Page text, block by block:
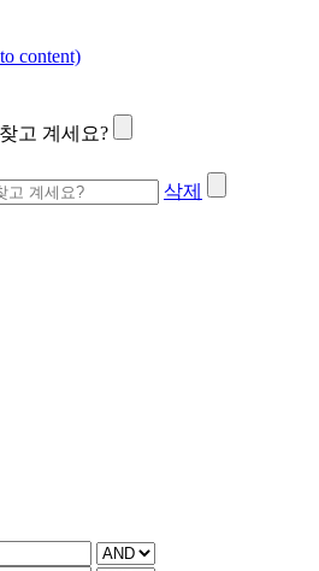
content)
고 계세요?
삭제